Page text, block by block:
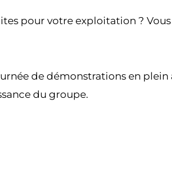
pour votre exploitation ?
de démonstrations en
du groupe.